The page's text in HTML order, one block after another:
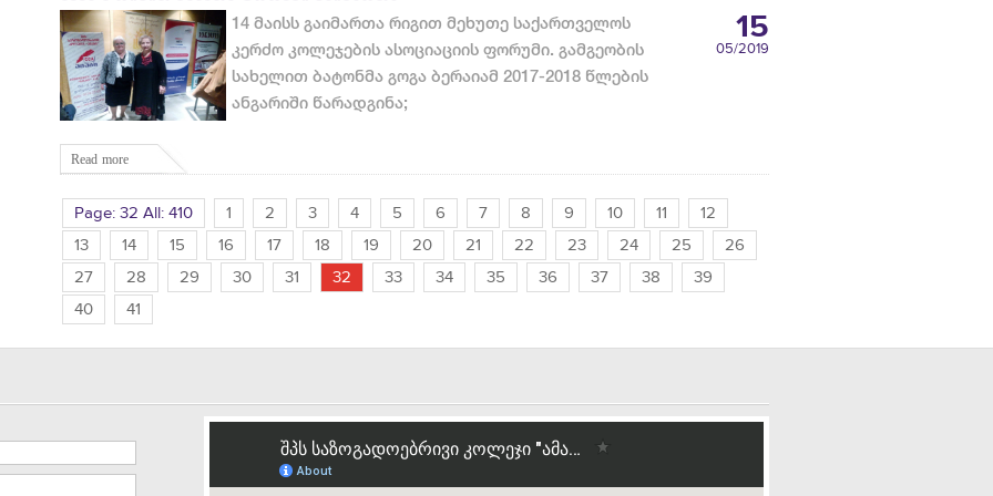
15
/2019
05
14 მაისს გაიმართა რიგით მეხუთე საქართველოს
კერძო კოლეჯების ასოციაციის ფორუმი. გამგეობის
სახელით ბატონმა გოგა ბერაიამ 2017-2018 წლების
ანგარიში წარადგინა;
Read more
Page: 32 All: 410 1 2 3 4 5 6 7 8 9 10 11
12
13
14 15 16 17 18 19 20 21 22 23 24 25
26
27
28 29 30 31 32 33 34 35 36 37 38
39
40
41